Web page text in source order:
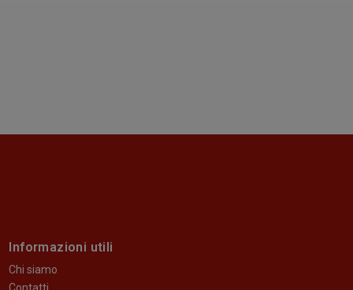
Informazioni utili
Chi siamo
Contatti